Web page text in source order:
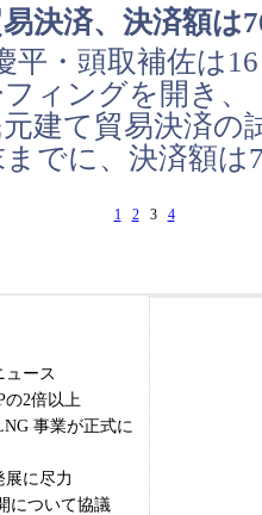
決済、決済額は
平・頭取補佐は
ィングを開き、
建て貿易決済の
でに、決済額は
1 2 3 4
ュース
2倍以上
事業が正式に
展に尽力
について協議